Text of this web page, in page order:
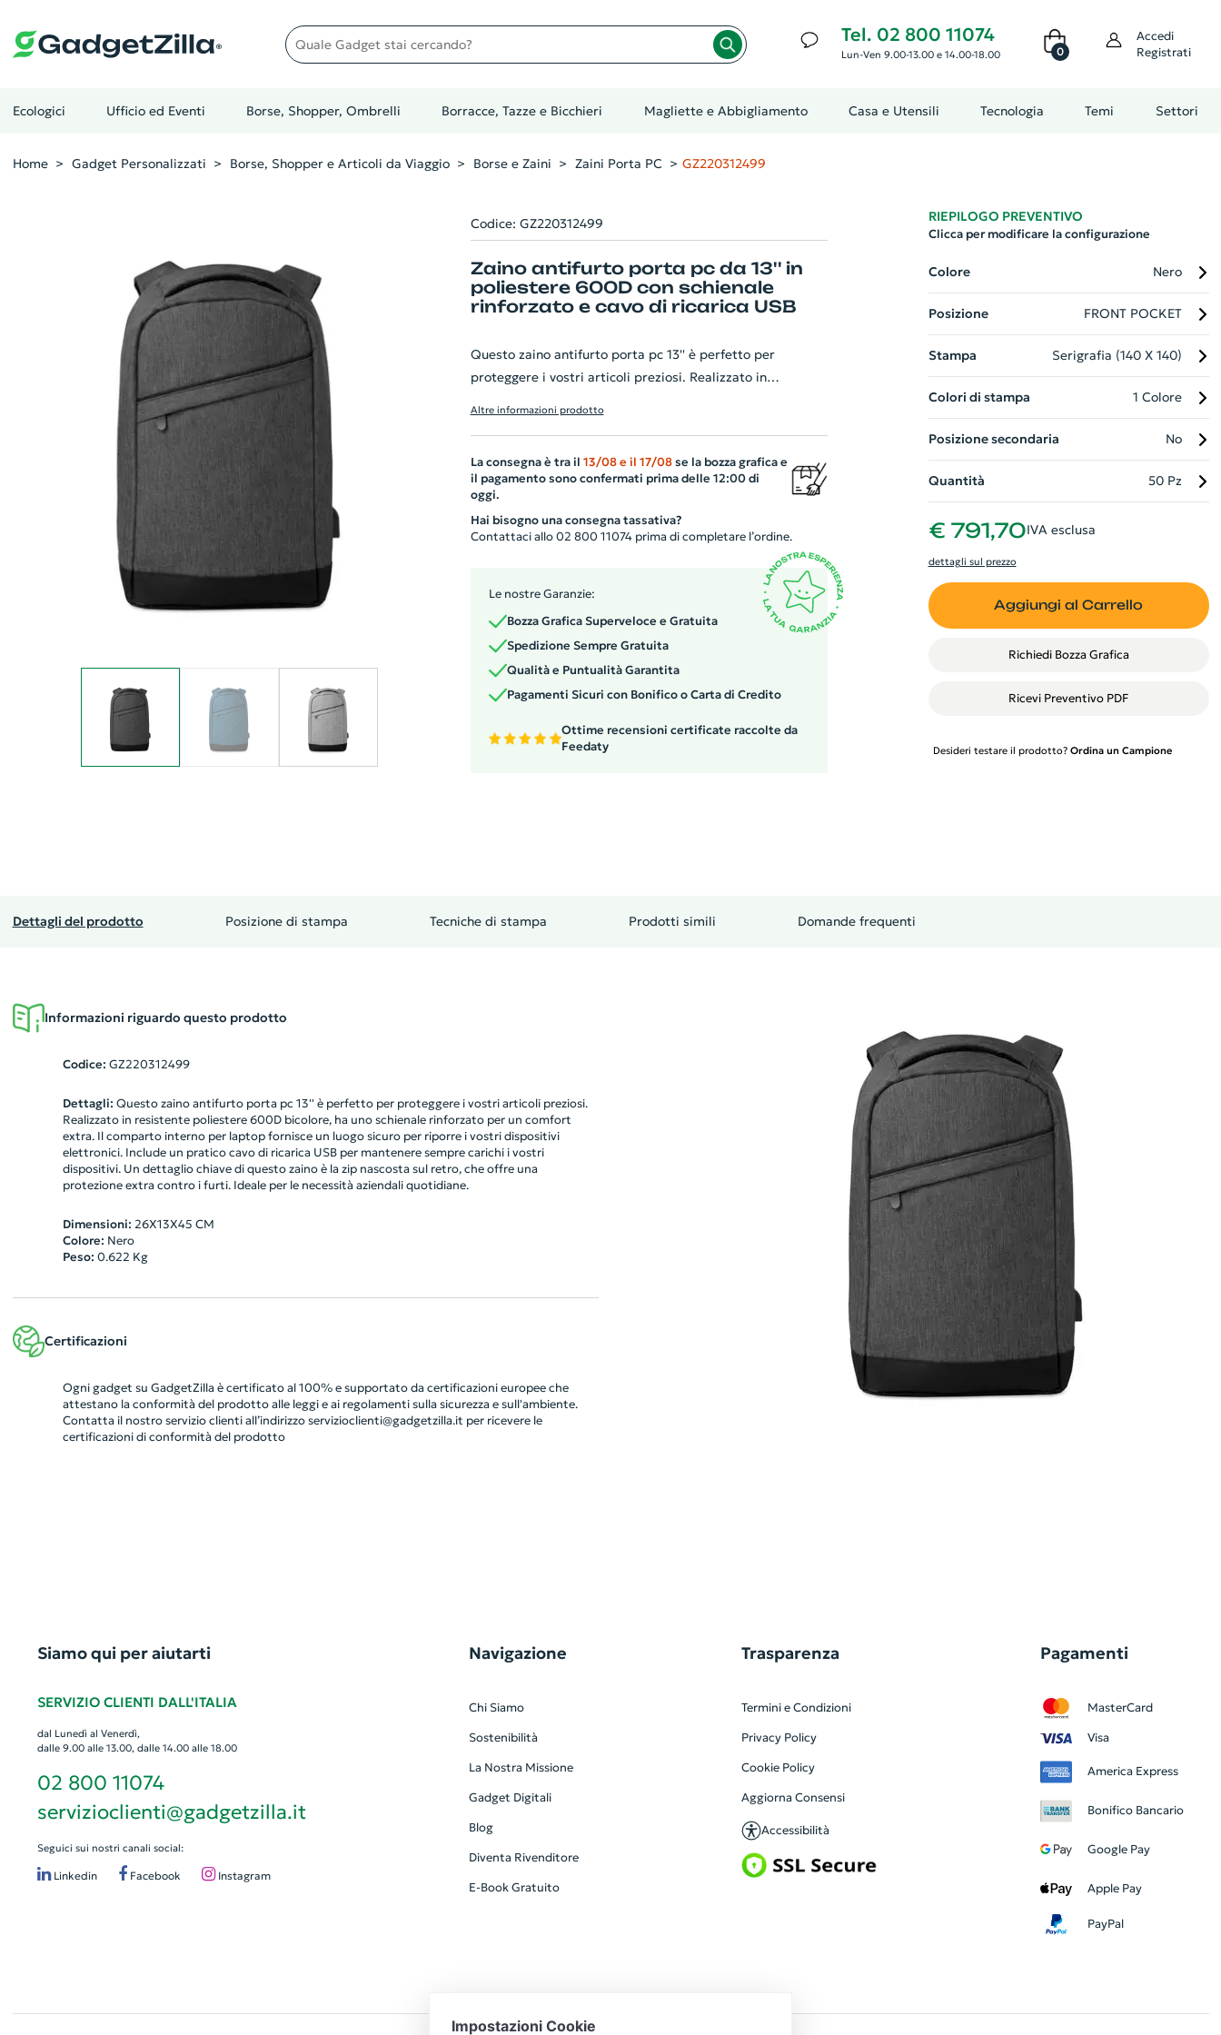
Quale gadget stai cercando? Tel. 02 800 11074
Lun-Ven 9.00-13.00 e 14.00-18.00 0
Accedi
Registrati
Ecologici Ufficio ed Eventi Borse, Shopper, Ombrelli Borracce, Tazze e Bicchieri Magliette e Abbigliamento Casa e Utensili Tecnologia Temi Settori
Home Gadget Personalizzati Borse, Shopper e Articoli da Viaggio Borse e Zaini Zaini Porta PC GZ220312499
Codice: GZ220312499
Zaino antifurto porta pc da 13'' in
poliestere 600D con schienale
rinforzato e cavo di ricarica USB
Questo zaino antifurto porta pc 13'' è perfetto per
proteggere i vostri articoli preziosi. Realizzato in
dispositivi elettronici. Include un pratico cavo di ricarica
USB per mantenere sempre carichi i vostri dispositivi. Un
dettaglio chiave di questo zaino è la zip nascosta sul retro,
che offre una protezione extra contro i furti. Ideale per le
Altre informazioni prodotto
La consegna è tra il 13/08 e il 17/08se la bozza grafica e
il pagamento sono confermati prima delle 12:00 di
oggi.
Hai bisogno una consegna tassativa?
Contattaci allo 02 800 11074 prima di completare l’ordine.
Le nostre Garanzie:
Bozza Grafica Superveloce e Gratuita
Spedizione Sempre Gratuita
Qualità e Puntualità Garantita
Pagamenti Sicuri con Bonifico o Carta di Credito
Ottime recensioni certificate raccolte da
Feedaty
RIEPILOGO PREVENTIVO
Clicca per modificare la configurazione
Colore Nero
Posizione FRONT POCKET
Stampa Serigrafia (140 X 140)
Colori di stampa 1 Colore
Posizione secondaria No
Quantità 50 Pz
€ 791,70IVA esclusa
dettagli sul prezzo
Aggiungi al Carrello
Richiedi Bozza Grafica
Ricevi Preventivo PDF
Desideri testare il prodotto? Ordina un Campione
Dettagli del prodotto Posizione di stampa Tecniche di stampa Prodotti simili Domande frequenti
Informazioni riguardo questo prodotto
Codice: GZ220312499
Dettagli: Questo zaino antifurto porta pc 13'' è perfetto per proteggere i vostri articoli preziosi.
Realizzato in resistente poliestere 600D bicolore, ha uno schienale rinforzato per un comfort
extra. Il comparto interno per laptop fornisce un luogo sicuro per riporre i vostri dispositivi
elettronici. Include un pratico cavo di ricarica USB per mantenere sempre carichi i vostri
dispositivi. Un dettaglio chiave di questo zaino è la zip nascosta sul retro, che offre una
protezione extra contro i furti. Ideale per le necessità aziendali quotidiane.
Dimensioni: 26X13X45 CM
Colore: Nero
Peso: 0.622 Kg
Certificazioni
Ogni gadget su GadgetZilla è certificato al 100% e supportato da certificazioni europee che
attestano la conformità del prodotto alle leggi e ai regolamenti sulla sicurezza e sull'ambiente.
Contatta il nostro servizio clienti all’indirizzo servizioclienti@gadgetzilla.it per ricevere le
certificazioni di conformità del prodotto
Siamo qui per aiutarti
SERVIZIO CLIENTI DALL'ITALIA
dal Lunedì al Venerdì,
dalle 9.00 alle 13.00, dalle 14.00 alle 18.00
02 800 11074
servizioclienti@gadgetzilla.it
Seguici sui nostri canali social:
Linkedin Facebook Instagram
Navigazione
Chi Siamo
Sostenibilità
La Nostra Missione
Gadget Digitali
Blog
Diventa Rivenditore
E-Book Gratuito
Trasparenza
Termini e Condizioni
Privacy Policy
Cookie Policy
Aggiorna Consensi
Accessibilità
Pagamenti
MasterCard
Visa
America Express
Bonifico Bancario
Google Pay
Apple Pay
PayPal